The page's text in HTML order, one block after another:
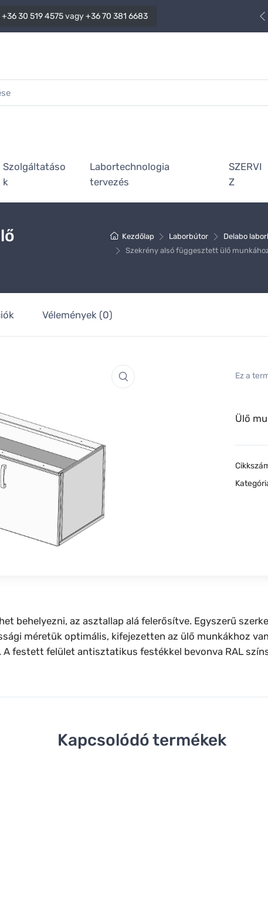
+36 30 519 4575vagy+36 70 381 6683
Szolgáltatáso
k
Labortechnologia
tervezés
SZERVI
Z
Kezdőlap Laborbútor Delabo
Szekrény alsó függesztett ülő
Vélemények (0)
Ez a
Ülő
behelyezni, az asztallap alá felerősítve. Egyszerű
méretük optimális, kifejezetten az ülő munkákhoz
festett felület antisztatikus festékkel bevonva RAL
Kapcsolódó termékek